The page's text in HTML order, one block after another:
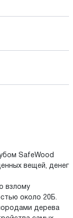
SafeWood
вещей, денег
взлому
около 20Б.
дерева